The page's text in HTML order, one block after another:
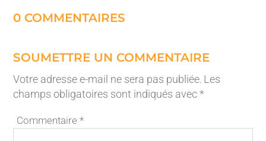
0 COMMENTAIRES
SOUMETTRE UN COMMENTAIRE
Votre adresse e-mail ne sera pas publiée. Les
champs obligatoires sont indiqués avec*
Commentaire*